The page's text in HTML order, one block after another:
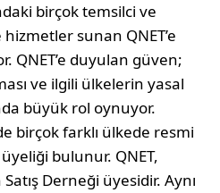
birçok temsilci ve
sunan QNET’e
QNET’e duyulan güven;
ve ilgili ülkelerin yasal
büyük rol oynuyor.
birçok farklı ülkede resmi
bulunur. QNET,
Derneği üyesidir. Aynı